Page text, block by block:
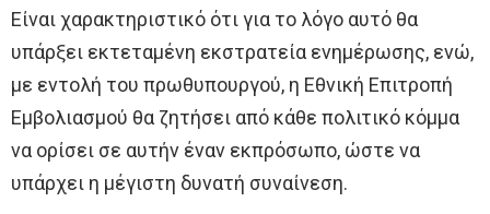
Είναι χαρακτηριστικό ότι για το λόγο αυτό θα
υπάρξει εκτεταμένη εκστρατεία ενημέρωσης, ενώ,
με εντολή του πρωθυπουργού, η Εθνική Επιτροπή
Εμβολιασμού θα ζητήσει από κάθε πολιτικό κόμμα
να ορίσει σε αυτήν έναν εκπρόσωπο, ώστε να
υπάρχει η μέγιστη δυνατή συναίνεση.